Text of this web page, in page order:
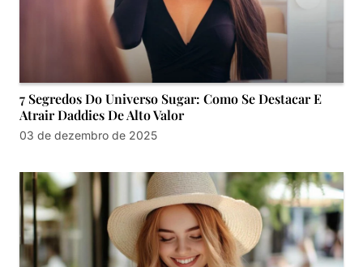
7 Segredos Do Universo Sugar: Como Se Destacar E
Atrair Daddies De Alto Valor
03 de dezembro de 2025